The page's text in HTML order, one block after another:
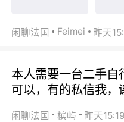
闲聊法国 Feimei 昨天
本人需要一台二手
可以，有的私信我，
闲聊法国 槟屿 昨天15:19